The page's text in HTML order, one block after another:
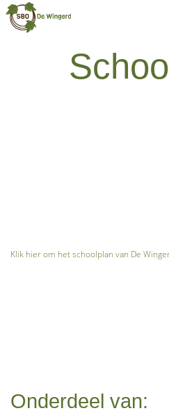
Klik hier om het schoolplan van De
Onderdeel van: